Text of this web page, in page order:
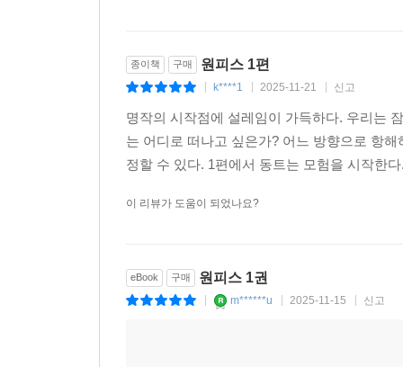
종이책 구매 원피스 1편
k****1 2025-11-21 신고
명작의 시작점에 설레임이 가득하다. 우리는
는 어디로 떠나고 싶은가? 어느 방향으로 항
정할 수 있다. 1편에서 동트는 모험을 시작한
이 리뷰가 도움이 되었나요?
eBook 구매 원피스 1권
m******u 2025-11-15 신고